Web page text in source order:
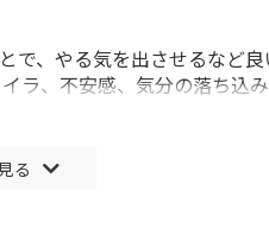
で、やる気を出させるなど
ラ、不安感、気分の落ち込